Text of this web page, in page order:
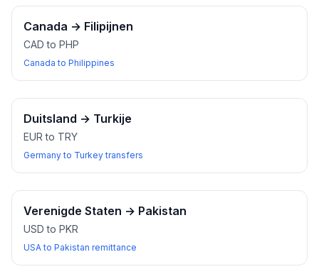
Canada → Filipijnen
CAD to PHP
Canada to Philippines
Duitsland → Turkije
EUR to TRY
Germany to Turkey transfers
Verenigde Staten → Pakistan
USD to PKR
USA to Pakistan remittance